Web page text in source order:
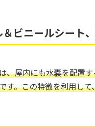
ビニールシート
、屋内にも水嚢を配置
す。この特徴を利用し